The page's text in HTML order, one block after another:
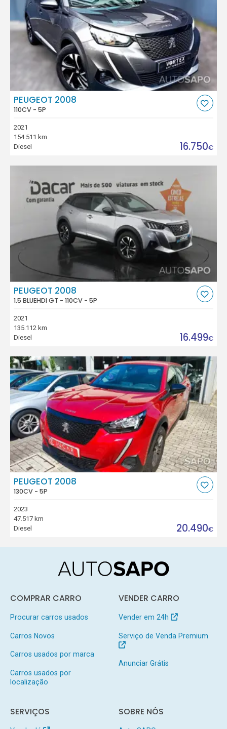
PEUGEOT 2008
110CV - 5P
2021
154.511 km
Diesel
16.750€
PEUGEOT 2008
1.5 BLUEHDI GT - 110CV - 5P
2021
135.112 km
Diesel
16.499€
PEUGEOT 2008
130CV - 5P
2023
47.517 km
Diesel
20.490€
COMPRAR CARRO
Procurar carros usados
Carros Novos
Carros usados por marca
Carros usados por
localização
VENDER CARRO
Vender em 24h
Serviço de Venda Premium
Anunciar Grátis
SERVIÇOS SOBRE NÓS